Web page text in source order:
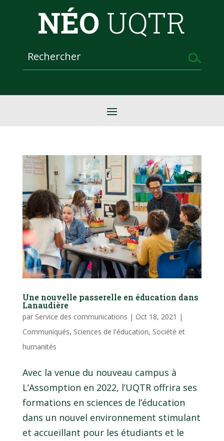
NÉO UQTR
Une nouvelle passerelle en éducation dans
Lanaudière
par Service des communications | Oct 18, 2021 |
Communiqués, Sciences de l'éducation, Société et
humanités
Avec la venue du nouveau campus à
L’Assomption en 2022, l’UQTR offrira ses
formations en sciences de l’éducation
dans un nouvel environnement stimulant
et accueillant pour les étudiants et le